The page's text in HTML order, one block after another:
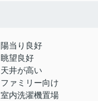
陽当り良好
眺望良好
天井が高い
ファミリー向け
室内洗濯機置場